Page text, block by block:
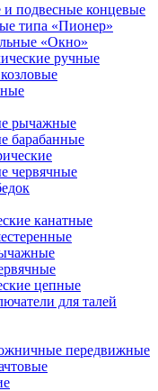
подвесные концевые
типа «Пионер»
«Окно»
ручные
рычажные
барабанные
червячные
канатные
цепные
для талей
передвижные